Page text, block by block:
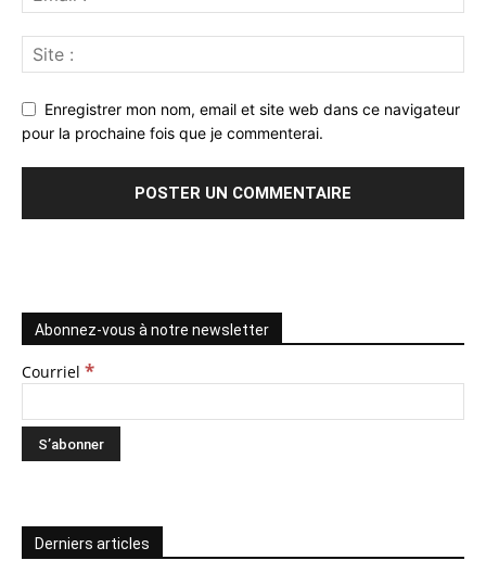
Enregistrer mon nom, email et site web dans ce navigateur
pour la prochaine fois que je commenterai.
Abonnez-vous à notre newsletter
Courriel *
Derniers articles